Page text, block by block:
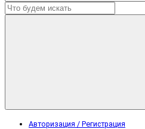
Авторизация / Регистрация